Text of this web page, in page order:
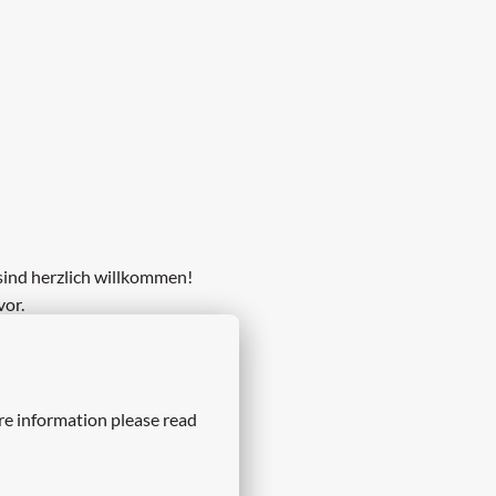
information please read
herzlich willkommen!